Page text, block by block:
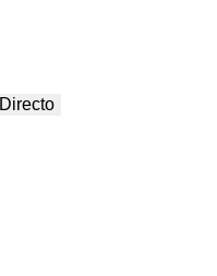
Directo